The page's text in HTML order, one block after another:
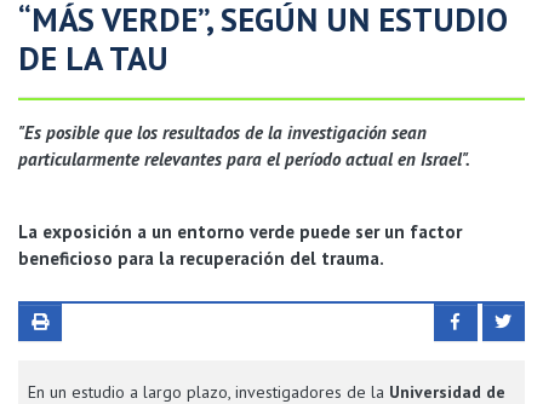
“MÁS VERDE”, SEGÚN UN ESTUDIO
DE LA TAU
"Es posible que los resultados de la investigación sean
particularmente relevantes para el período actual en Israel".
La exposición a un entorno verde puede ser un factor
beneficioso para la recuperación del trauma.
En un estudio a largo plazo, investigadores de la Universidad de